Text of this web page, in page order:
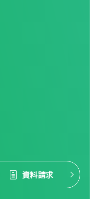
資料請求